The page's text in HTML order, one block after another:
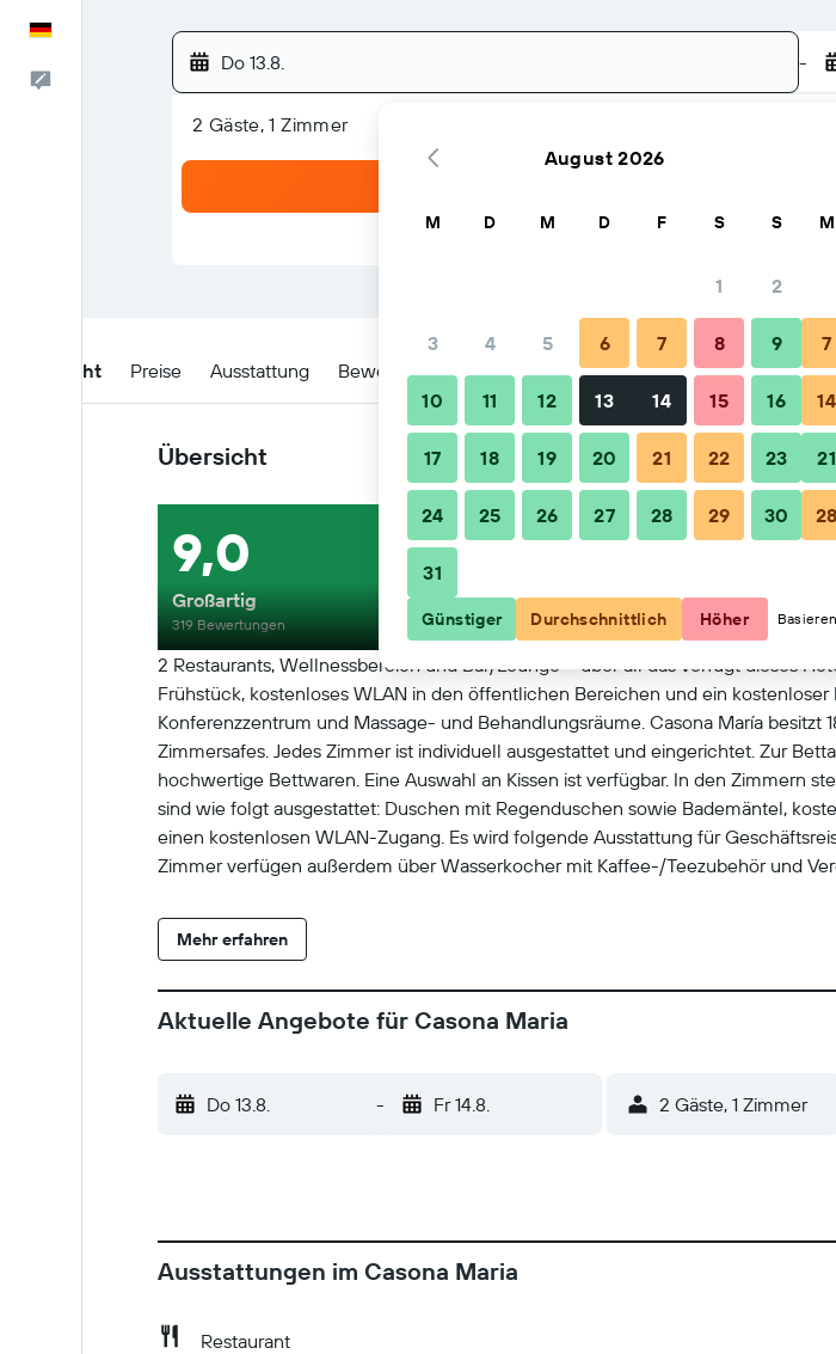
Do 13.8. -
2 Gäste, 1 Zimmer
Übersicht Preise Ausstattung Bewertungen Lage Tipps & häufige Fragen
Übersicht
2 Restaurants, Wellnessbereich und Bar/Lounge – über all das verfügt dieses
Frühstück, kostenloses WLAN in den öffentlichen Bereichen und ein
Konferenzzentrum und Massage- und Behandlungsräume. Casona María
Zimmersafes. Jedes Zimmer ist individuell ausgestattet und eingerichtet. Zur
hochwertige Bettwaren. Eine Auswahl an Kissen ist verfügbar. In den Zimmern
sind wie folgt ausgestattet: Duschen mit Regenduschen sowie Bademäntel,
einen kostenlosen WLAN-Zugang. Es wird folgende Ausstattung für
Zimmer verfügen außerdem über Wasserkocher mit Kaffee-/Teezubehör und
Mehr erfahren
9,0
Großartig
319 Bewertungen
Aktuelle Angebote für Casona Maria
Do 13.8. - Fr 14.8. 2 Gäste, 1 Zimmer
Ausstattungen im Casona Maria
Restaurant
August 2026
M D M D F S S
1 2
3 4 5 6 7 8 9
10 11 12 13 14 15 16
17 18 19 20 21 22 23
24 25 26 27 28 29 30
31
M
7
14
21
28
Günstiger Durchschnittlich Höher